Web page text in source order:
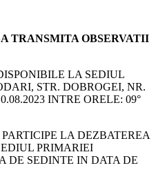
TRANSMITA OBSERVATII
LA SEDIUL
STR. DOBROGEI, NR.
INTRE ORELE: 09°
LA DEZBATEREA
PRIMARIEI
DE SEDINTE IN DATA DE